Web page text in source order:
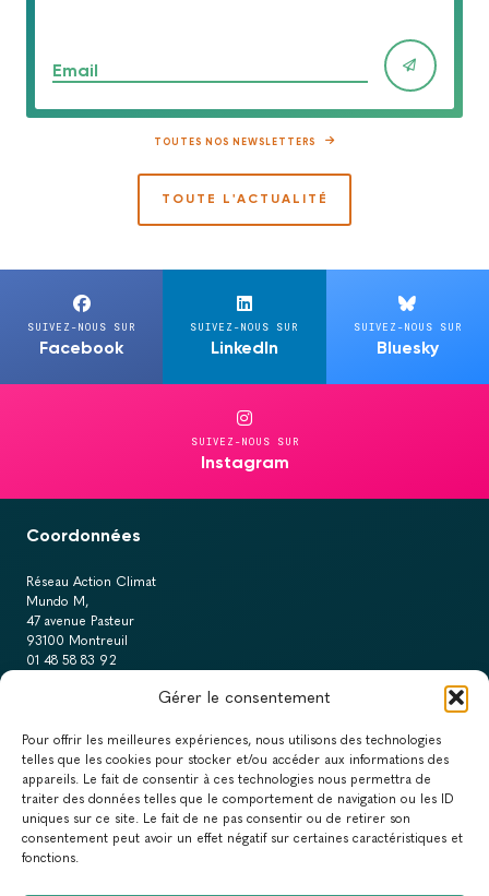
Gérer le consentement
Pour offrir les meilleures expériences, nous utilisons des technologies
telles que les cookies pour stocker et/ou accéder aux informations des
appareils. Le fait de consentir à ces technologies nous permettra de
traiter des données telles que le comportement de navigation ou les ID
uniques sur ce site. Le fait de ne pas consentir ou de retirer son
consentement peut avoir un effet négatif sur certaines caractéristiques et
fonctions.
Email
TOUTES NOS NEWSLETTERS
TOUTE L'ACTUALITÉ
SUIVEZ-NOUS SUR
Facebook
SUIVEZ-NOUS SUR
LinkedIn
SUIVEZ-NOUS SUR
Bluesky
SUIVEZ-NOUS SUR
Instagram
Coordonnées
Réseau Action Climat
Mundo M,
47 avenue Pasteur
93100 Montreuil
01 48 58 83 92
Espaces dédiés
PRESSE
RECRUTEMENT